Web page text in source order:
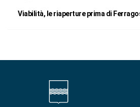
Viabilità, le riaperture prima di